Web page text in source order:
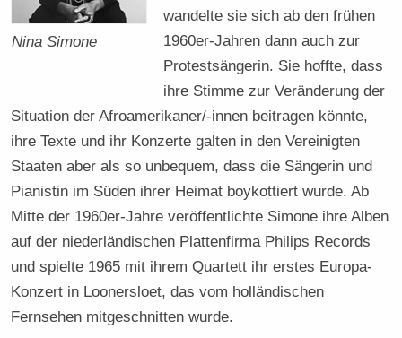
Nina Simone
wandelte sie sich ab den frühen
1960er-Jahren dann auch zur
Protestsängerin. Sie hoffte, dass
ihre Stimme zur Veränderung der
Situation der Afroamerikaner/-innen beitragen könnte,
ihre Texte und ihr Konzerte galten in den Vereinigten
Staaten aber als so unbequem, dass die Sängerin und
Pianistin im Süden ihrer Heimat boykottiert wurde. Ab
Mitte der 1960er-Jahre veröffentlichte Simone ihre Alben
auf der niederländischen Plattenfirma Philips Records
und spielte 1965 mit ihrem Quartett ihr erstes Europa-
Konzert in Loonersloet, das vom holländischen
Fernsehen mitgeschnitten wurde.